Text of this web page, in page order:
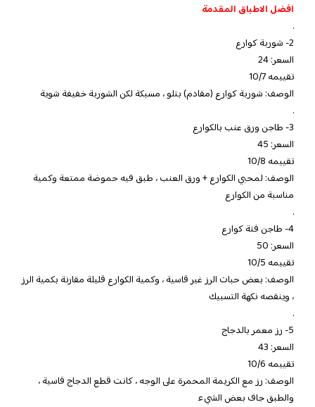
افضل الاطباق المقدمة
.
2- شوربة كوارع
السعر: 24
تقييمه 10/7
الوصف: شوربة كوارع (مقادم) بتلو ، مسبكة لكن الشوربة خفيفة شوية
.
3- طاجن ورق عنب بالكوارع
السعر: 45
تقييمه 10/8
الوصف: لمحبي الكوارع + ورق العنب ، طبق فيه حموضة ممتعة وكمية
مناسبة من الكوارع
.
4- طاجن فتة كوارع
السعر: 50
تقييمه 10/5
الوصف: بعض حبات الرز غير قاسية ، وكمية الكوارع قليلة مقارنة بكمية الرز
، وينقصه نكهة التسبيك
.
5- رز معمر بالدجاج
السعر: 43
تقييمه 10/6
الوصف: رز مع الكريمة المحمرة على الوجه ، كانت قطع الدجاج قاسية ،
والطبق جاف بعض الشيء